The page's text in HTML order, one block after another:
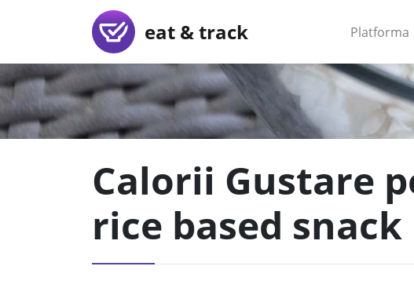
eat & track Platforma
Calorii Gustare
rice based